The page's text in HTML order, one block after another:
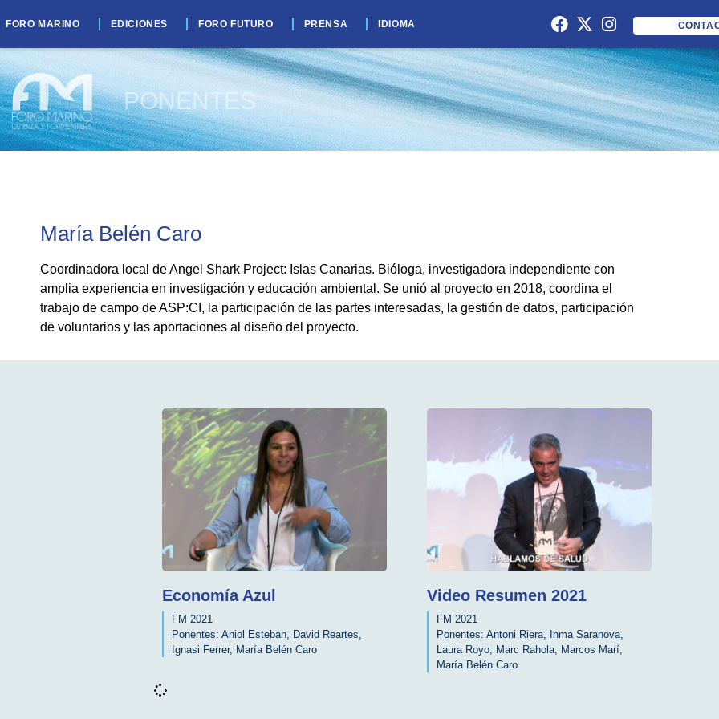
FORO MARINO EDICIONES FORO FUTURO PRENSA IDIOMA
PONENTES
María Belén Caro
Coordinadora local de Angel Shark Project: Islas Canarias. Bióloga, investigadora independiente con
amplia experiencia en investigación y educación ambiental. Se unió al proyecto en 2018, coordina el
trabajo de campo de ASP:CI, la participación de las partes interesadas, la gestión de datos, participación
de voluntarios y las aportaciones al diseño del proyecto.
Economía Azul
FM 2021
Ponentes: Aniol Esteban David Reartes
Ignasi Ferrer, María Belén Caro
Video Resumen 2021
FM 2021
Ponentes: Antoni Riera Inma Saranova
Laura Royo Marc Rahola Marcos Marí
María Belén Caro